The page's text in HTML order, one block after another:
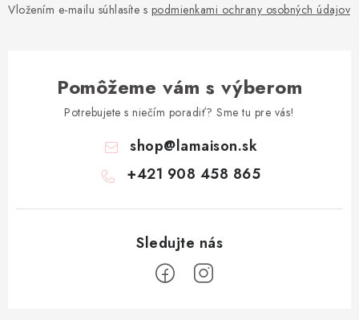
Vložením e-mailu súhlasíte s podmienkami ochrany osobných údajov
Pomôžeme vám s výberom
Potrebujete s niečím poradiť? Sme tu pre vás!
shop@lamaison.sk
+421 908 458 865